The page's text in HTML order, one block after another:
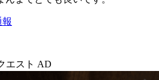
報
エスト AD